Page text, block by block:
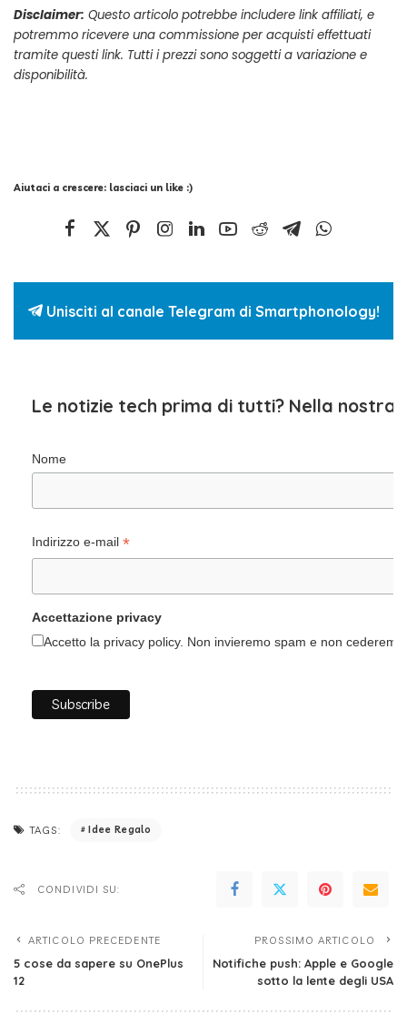
Disclaimer: Questo articolo potrebbe includere link affiliati, e
potremmo ricevere una commissione per acquisti effettuati
tramite questi link. Tutti i prezzi sono soggetti a variazione e
disponibilità.
Aiutaci a crescere: lasciaci un like :)
Unisciti al canale Telegram di Smartphonology!
Le notizie tech prima di tutti? Nella nostra
Nome
Indirizzo e-mail *
Accettazione privacy
Accetto la privacy policy. Non invieremo spam e non
TAGS: Idee Regalo
CONDIVIDI SU:
ARTICOLO PRECEDENTE
5 cose da sapere su OnePlus
12
PROSSIMO ARTICOLO
Notifiche push: Apple e Google
sotto la lente degli USA